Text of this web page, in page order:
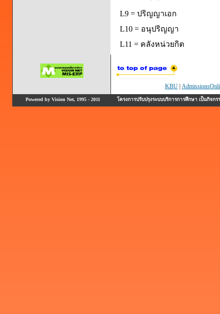
L9 = ปริญญาเอก
L10 = อนุปริญญา
L11 = คลังหน่วยกิต
KBU
Powered by Vision Net, 1995 - 2011 โครงการปรับปรุงระบบบริการการศึกษา เป็นกิ